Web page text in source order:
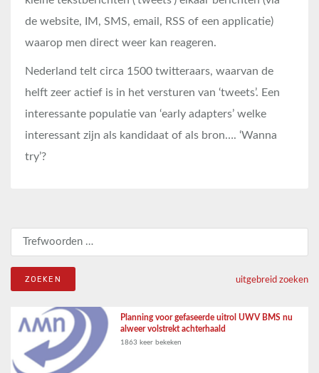
de website, IM, SMS, email, RSS of een applicatie)
waarop men direct weer kan reageren.
Nederland telt circa 1500 twitteraars, waarvan de
helft zeer actief is in het versturen van ‘tweets’. Een
interessante populatie van ‘early adapters’ welke
interessant zijn als kandidaat of als bron…. ‘Wanna
try’?
Zoeken naar:
uitgebreid zoeken
Planning voor gefaseerde uitrol UWV BMS nu
alweer volstrekt achterhaald
1863 keer bekeken